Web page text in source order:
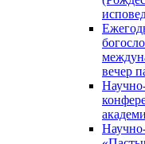
вечер